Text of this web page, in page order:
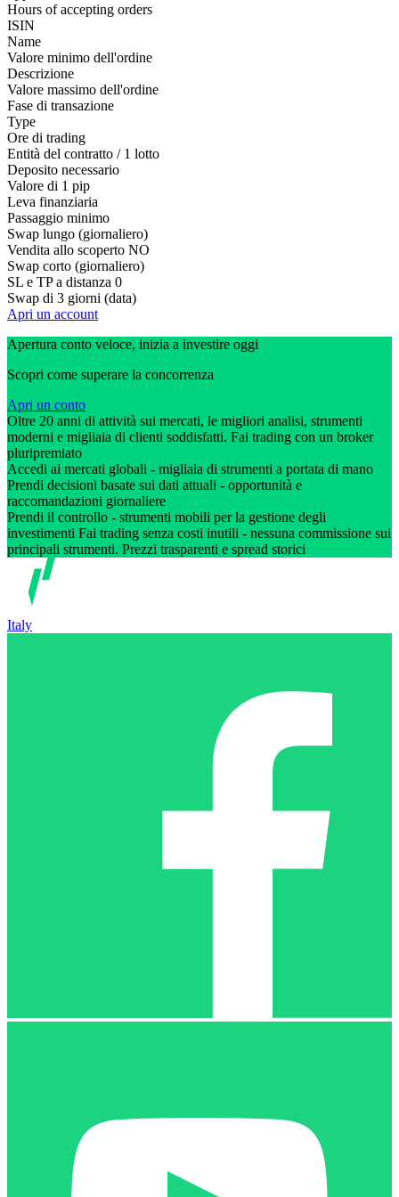
Hours of accepting orders
ISIN
Name
Valore minimo dell'ordine
Descrizione
Valore massimo dell'ordine
Fase di transazione
Type
Ore di trading
Entità del contratto / 1 lotto
Deposito necessario
Valore di 1 pip
Leva finanziaria
Passaggio minimo
Swap lungo (giornaliero)
Vendita allo scoperto NO
Swap corto (giornaliero)
SL e TP a distanza 0
Swap di 3 giorni (data)
Apri un account
Apertura conto veloce, inizia a investire oggi
Scopri come superare la concorrenza
Apri un conto
Oltre 20 anni di attività sui mercati, le migliori analisi, strumenti
moderni e migliaia di clienti soddisfatti. Fai trading con un broker
pluripremiato
Accedi ai mercati globali - migliaia di strumenti a portata di mano
Prendi decisioni basate sui dati attuali - opportunità e
raccomandazioni giornaliere
Prendi il controllo - strumenti mobili per la gestione degli
investimenti Fai trading senza costi inutili - nessuna commissione sui
principali strumenti. Prezzi trasparenti e spread storici
Italy